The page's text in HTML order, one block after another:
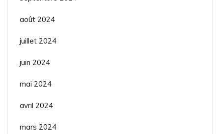
août 2024
juillet 2024
juin 2024
mai 2024
avril 2024
mars 2024